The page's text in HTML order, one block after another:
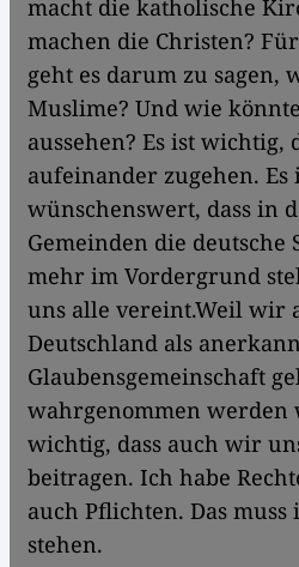
macht die katholische
machen die Christen?
geht es darum zu sagen,
Muslime? Und wie
aussehen? Es ist wichtig,
aufeinander zugehen. Es
wünschenswert, dass in
Gemeinden die deutsche
mehr im Vordergrund
uns alle vereint.Weil wir
Deutschland als
Glaubensgemeinschaft
wahrgenommen werden
wichtig, dass auch wir
beitragen. Ich habe
auch Pflichten. Das
stehen.